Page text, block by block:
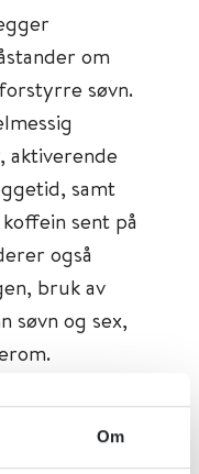
Om
om
søvn.
aktiverende
samt
sent på
også
bruk av
søvn og sex,